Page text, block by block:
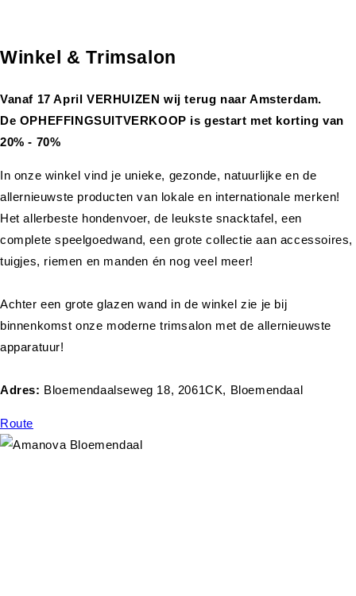
Winkel & Trimsalon
Vanaf 17 April VERHUIZEN wij terug naar Amsterdam.
De OPHEFFINGSUITVERKOOP is gestart met korting van
20% - 70%
In onze winkel vind je unieke, gezonde, natuurlijke en de
allernieuwste producten van lokale en internationale merken!
Het allerbeste hondenvoer, de leukste snacktafel, een
complete speelgoedwand, een grote collectie aan accessoires,
tuigjes, riemen en manden én nog veel meer!
Achter een grote glazen wand in de winkel zie je bij
binnenkomst onze moderne trimsalon met de allernieuwste
apparatuur!
Adres: Bloemendaalseweg 18, 2061CK, Bloemendaal
Route